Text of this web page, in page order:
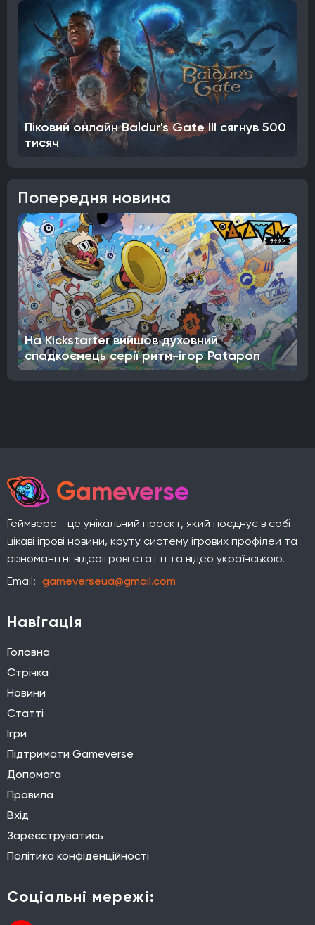
Піковий онлайн Baldur's Gate III сягнув 500
тисяч
Попередня новина
На Kickstarter вийшов духовний
спадкоємець серії ритм-ігор Patapon
Gameverse
Геймверс - це унікальний проєкт, який поєднує в собі
цікаві ігрові новини, круту систему ігрових профілей та
різноманітні відеоігрові статті та відео українською.
Email: gameverseua@gmail.com
Навігація
Головна
Стрічка
Новини
Статті
Ігри
Підтримати Gameverse
Допомога
Правила
Вхід
Зареєструватись
Політика конфіденційності
Соціальні мережі: